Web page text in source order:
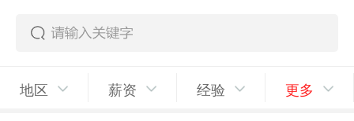
地区 薪资 经验 更多